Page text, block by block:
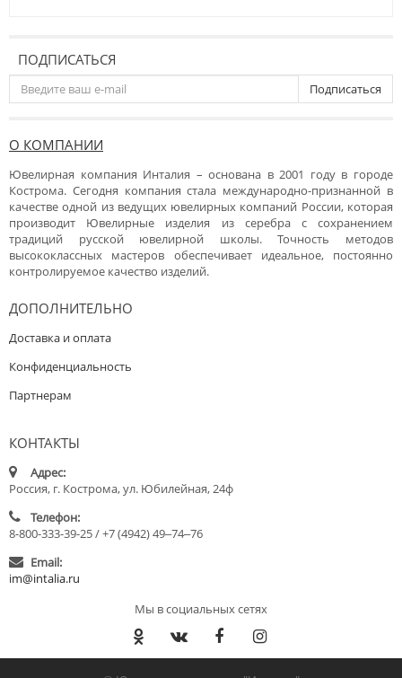
ПОДПИСАТЬСЯ
Подписаться
О КОМПАНИИ
Ювелирная компания Инталия – основана в 2001 году в городе
Кострома. Сегодня компания стала международно-признанной в
качестве одной из ведущих ювелирных компаний России, которая
производит Ювелирные изделия из серебра с сохранением
традиций русской ювелирной школы. Точность методов
высококлассных мастеров обеспечивает идеальное, постоянно
контролируемое качество изделий.
ДОПОЛНИТЕЛЬНО
Доставка и оплата
Конфиденциальность
Партнерам
КОНТАКТЫ
Адрес:
Россия, г. Кострома, ул. Юбилейная, 24ф
Телефон:
8-800-333-39-25 / +7 (4942) 49‒74‒76
Email:
im@intalia.ru
Мы в социальных сетях